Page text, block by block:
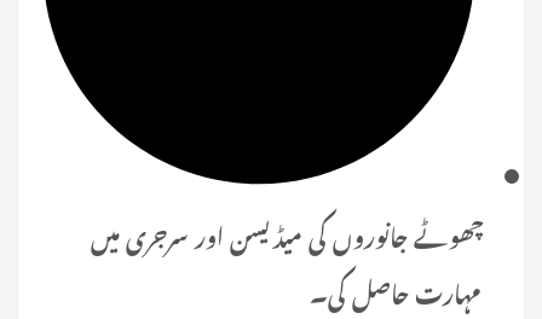
چھوٹے جانوروں کی میڈیسن اور سرجری میں
مہارت حاصل کی۔